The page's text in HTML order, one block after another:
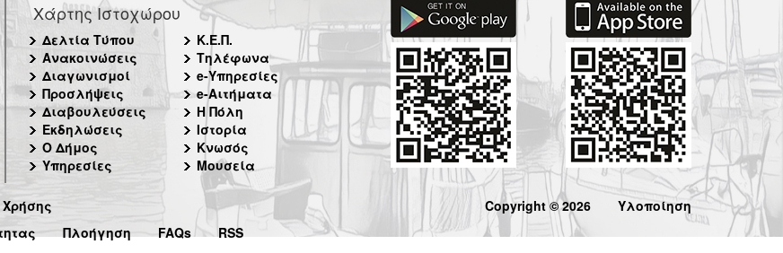
Χάρτης Ιστοχώρου
Δελτία Τύπου
Ανακοινώσεις
Διαγωνισμοί
Προσλήψεις
Διαβουλεύσεις
Εκδηλώσεις
Ο Δήμος
Υπηρεσίες
Κ.Ε.Π.
Τηλέφωνα
e-Υπηρεσίες
e-Αιτήματα
Η Πόλη
Ιστορία
Κνωσός
Μουσεία
Πλοήγηση FAQs RSS
Copyright © 2026 Υλοποίηση